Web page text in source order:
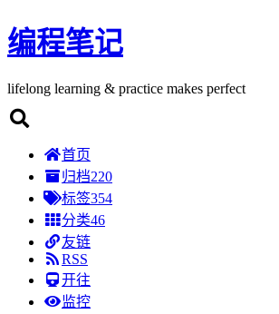
编程笔记
lifelong learning & practice makes perfect
首页
归档220
标签354
分类46
友链
RSS
开往
监控